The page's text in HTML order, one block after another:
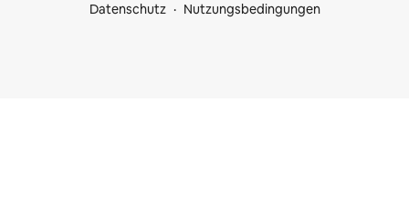
Datenschutz
Nutzungsbedingungen